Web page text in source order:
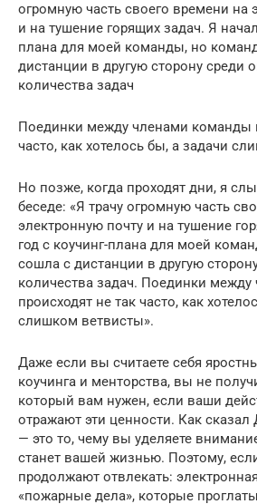
огромную часть своего времени на
и на тушение горящих задач. Я
плана для моей команды, но
дистанции в другую сторону среди
количества задач
Поединки между членами команды
часто, как хотелось бы, а задачи
Но позже, когда проходят дни, я
беседе: «Я трачу огромную часть
электронную почту и на тушение
год с коучинг-плана для моей
сошла с дистанции в другую
количества задач. Поединки
происходят не так часто, как
слишком ветвисты».
Даже если вы считаете себя
коучинга и менторства, вы не
который вам нужен, если ваши
отражают эти ценности. Как
— это то, чему вы уделяете
станет вашей жизнью. Поэтому,
продолжают отвлекать:
«пожарные дела», которые